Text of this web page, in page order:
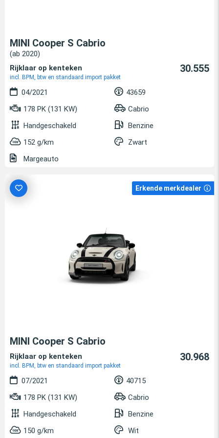
MINI Cooper S Cabrio
(ab 2020)
Rijklaar op kenteken
incl. BPM, btw en standaard import pakket
30.555
04/2021
43659
178 PK (131 KW)
Cabrio
Handgeschakeld
Benzine
152 g/km
Zwart
Margeauto
Erkende merkdealer
MINI Cooper S Cabrio
Rijklaar op kenteken
incl. BPM, btw en standaard import pakket
30.968
07/2021
40715
178 PK (131 KW)
Cabrio
Handgeschakeld
Benzine
150 g/km
Wit